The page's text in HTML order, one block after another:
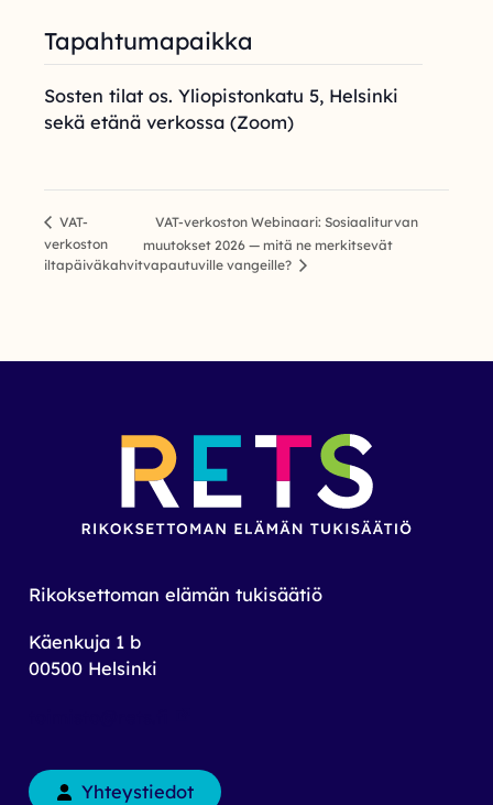
Tapahtumapaikka
Sosten tilat os. Yliopistonkatu 5, Helsinki
sekä etänä verkossa (Zoom)
VAT-
verkoston
iltapäiväkahvit
VAT-verkoston Webinaari: Sosiaaliturvan
muutokset 2026 — mitä ne merkitsevät
vapautuville vangeille?
Rikoksettoman elämän tukisäätiö
Käenkuja 1 b
00500 Helsinki
Yhteystiedot